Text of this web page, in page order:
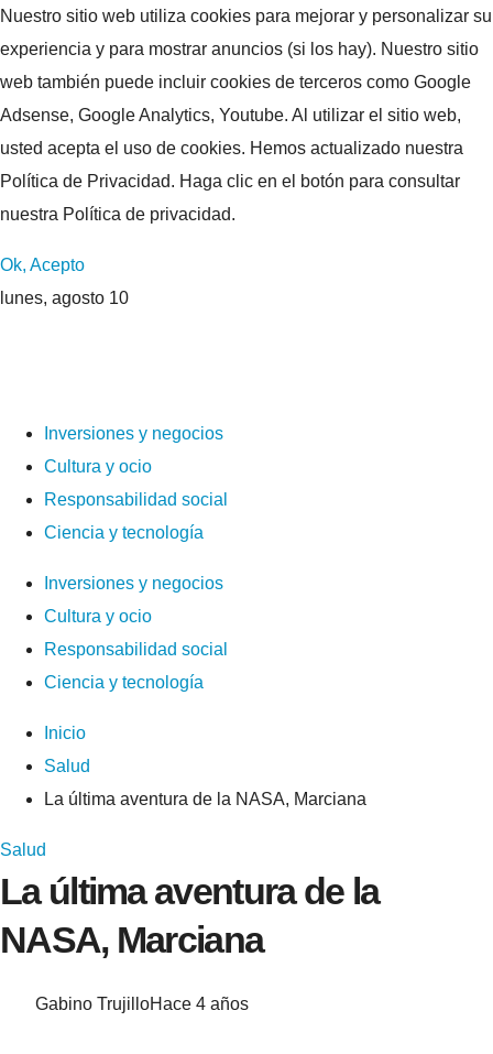
Nuestro sitio web utiliza cookies para mejorar y personalizar su
experiencia y para mostrar anuncios (si los hay). Nuestro sitio
web también puede incluir cookies de terceros como Google
Adsense, Google Analytics, Youtube. Al utilizar el sitio web,
usted acepta el uso de cookies. Hemos actualizado nuestra
Política de Privacidad. Haga clic en el botón para consultar
nuestra Política de privacidad.
Ok, Acepto
lunes, agosto 10
Inversiones y negocios
Cultura y ocio
Responsabilidad social
Ciencia y tecnología
Inversiones y negocios
Cultura y ocio
Responsabilidad social
Ciencia y tecnología
Inicio
Salud
La última aventura de la NASA, Marciana
Salud
La última aventura de la
NASA, Marciana
Gabino TrujilloHace 4 años